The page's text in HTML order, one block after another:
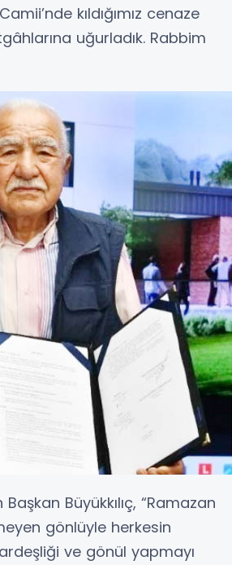
kıldığımız cenaze
uğurladık. Rabbim
Büyükkılıç, “Ramazan
gönlüyle herkesin
ve gönül yapmayı